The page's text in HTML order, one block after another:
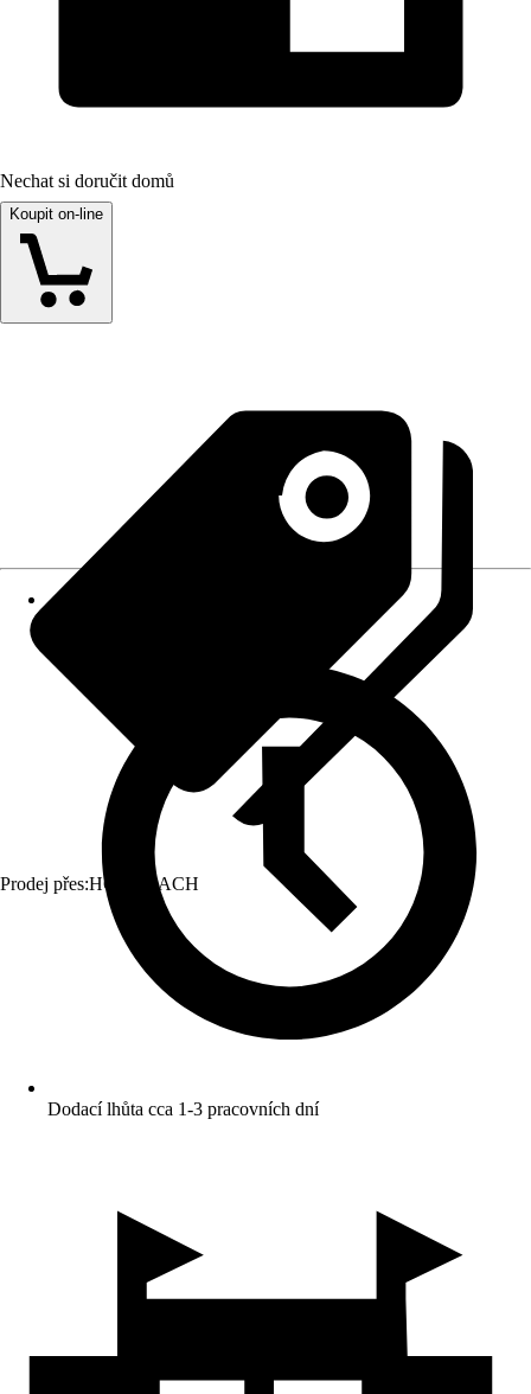
Nechat si doručit domů
Koupit on-line
Prodej přes:HORNBACH
Dodací lhůta cca 1-3 pracovních dní